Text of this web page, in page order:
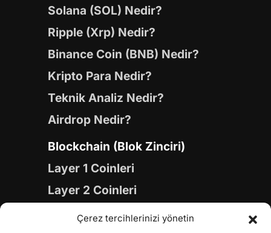
Çerez tercihlerinizi yönetin
Solana (SOL) Nedir?
Ripple (Xrp) Nedir?
Binance Coin (BNB) Nedir?
Kripto Para Nedir?
Teknik Analiz Nedir?
Airdrop Nedir?
Blockchain (Blok Zinciri)
Layer 1 Coinleri
Layer 2 Coinleri
Yapay Zeka (AI) Coinleri